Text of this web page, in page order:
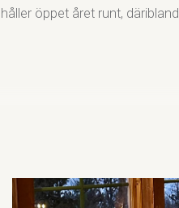
håller öppet året runt, däribland